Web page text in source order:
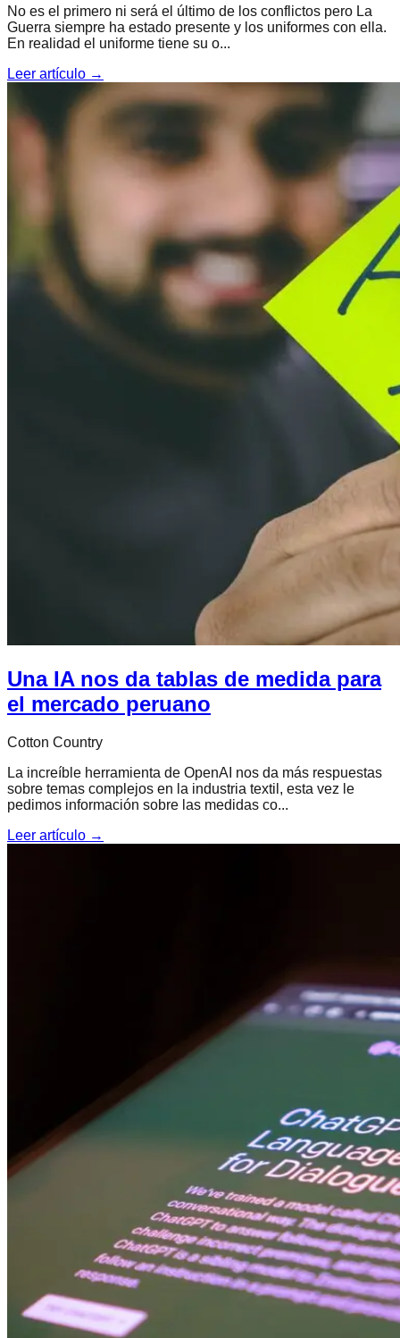
No es el primero ni será el último de los conflictos pero La
Guerra siempre ha estado presente y los uniformes con ella.
En realidad el uniforme tiene su o...
Leer artículo →
Una IA nos da tablas de medida para
el mercado peruano
Cotton Country
La increíble herramienta de OpenAI nos da más respuestas
sobre temas complejos en la industria textil, esta vez le
pedimos información sobre las medidas co...
Leer artículo →